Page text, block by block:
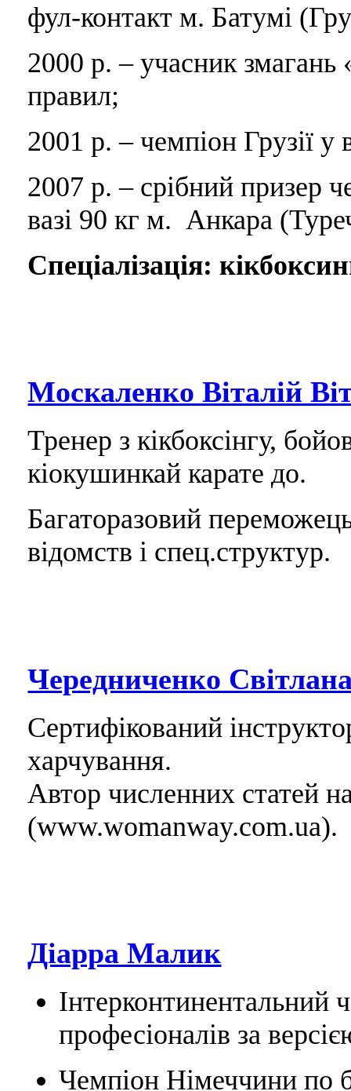
фул-контакт м. Батумі
2000 р. – учасник змагань
правил;
2001 р. – чемпіон Грузії у
2007 р. – срібний призер
вазі 90 кг м. Анкара
Спеціалізація:
Москаленко Віталій
Тренер з кікбоксінгу,
кіокушинкай карате до.
Багаторазовий
відомств і спец.структур.
Чередниченко
Сертифікований
харчування.
Автор численних статей
(www.womanway.com.ua).
Діарра Малик
Інтерконтинентальний
професіоналів за
Чемпіон Німеччини по